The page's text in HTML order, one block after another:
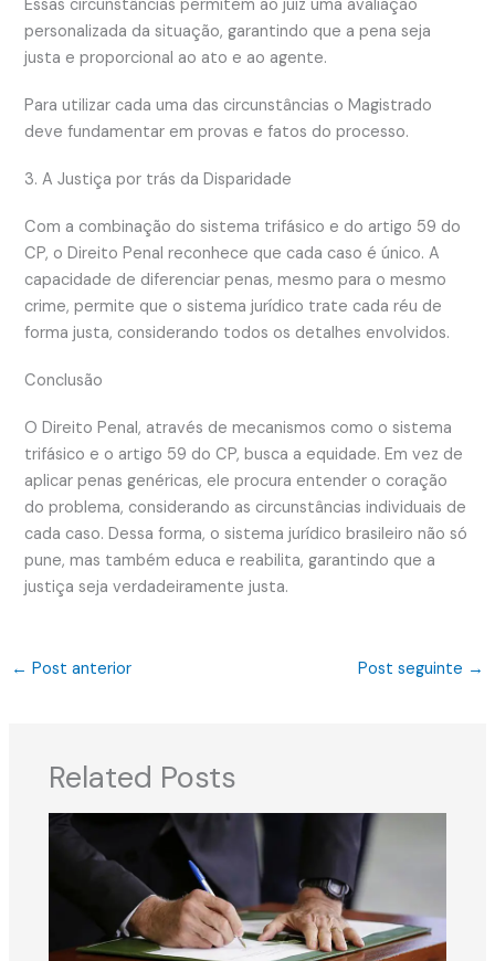
Essas circunstâncias permitem ao juiz uma avaliação
personalizada da situação, garantindo que a pena seja
justa e proporcional ao ato e ao agente.
Para utilizar cada uma das circunstâncias o Magistrado
deve fundamentar em provas e fatos do processo.
3. A Justiça por trás da Disparidade
Com a combinação do sistema trifásico e do artigo 59 do
CP, o Direito Penal reconhece que cada caso é único. A
capacidade de diferenciar penas, mesmo para o mesmo
crime, permite que o sistema jurídico trate cada réu de
forma justa, considerando todos os detalhes envolvidos.
Conclusão
O Direito Penal, através de mecanismos como o sistema
trifásico e o artigo 59 do CP, busca a equidade. Em vez de
aplicar penas genéricas, ele procura entender o coração
do problema, considerando as circunstâncias individuais de
cada caso. Dessa forma, o sistema jurídico brasileiro não só
pune, mas também educa e reabilita, garantindo que a
justiça seja verdadeiramente justa.
← Post anterior Post seguinte →
Related Posts